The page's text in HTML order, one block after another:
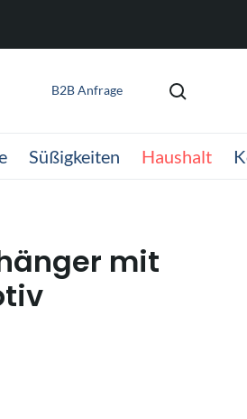
B2B Anfrage
Süßigkeiten Haushalt
mit